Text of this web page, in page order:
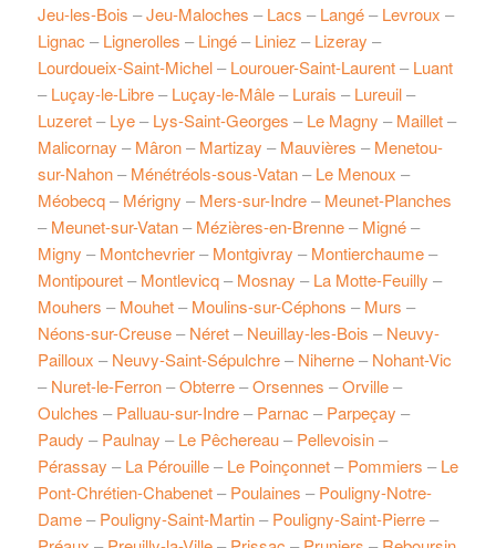
Jeu-les-Bois –Jeu-Maloches –Lacs –Langé–Levroux –
Lignac –Lignerolles –Lingé–Liniez –Lizeray –
Lourdoueix-Saint-Michel–Lourouer-Saint-Laurent–Luant
–Luçay-le-Libre–Luçay-le-Mâle–Lurais –Lureuil–
Luzeret–Lye–Lys-Saint-Georges –Le Magny –Maillet–
Malicornay –Mâron–Martizay –Mauvières –Menetou-
sur-Nahon–Ménétréols-sous-Vatan–Le Menoux –
Méobecq–Mérigny –Mers-sur-Indre–Meunet-Planches
–Meunet-sur-Vatan–Mézières-en-Brenne–Migné–
Migny –Montchevrier–Montgivray –Montierchaume–
Montipouret–Montlevicq–Mosnay –La Motte-Feuilly –
Mouhers –Mouhet–Moulins-sur-Céphons –Murs –
Néons-sur-Creuse–Néret–Neuillay-les-Bois –Neuvy-
Pailloux –Neuvy-Saint-Sépulchre–Niherne–Nohant-Vic
–Nuret-le-Ferron–Obterre–Orsennes –Orville–
Oulches –Palluau-sur-Indre–Parnac –Parpeçay –
Paudy –Paulnay –Le Pêchereau–Pellevoisin–
Pérassay –La Pérouille–Le Poinçonnet–Pommiers –Le
Pont-Chrétien-Chabenet–Poulaines –Pouligny-Notre-
Dame–Pouligny-Saint-Martin–Pouligny-Saint-Pierre–